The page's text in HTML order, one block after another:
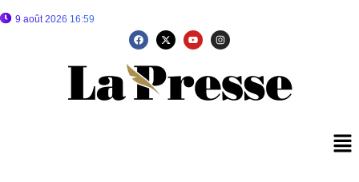
9 août 2026 16:59